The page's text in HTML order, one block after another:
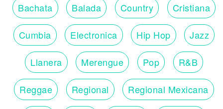
Bachata Balada Country Cristiana
Cumbia Electronica Hip Hop Jazz
Llanera Merengue Pop R&B
Reggae Regional Regional Mexicana